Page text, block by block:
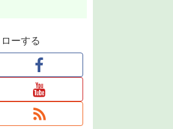
ーする